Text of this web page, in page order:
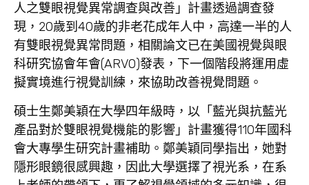
人之雙眼視覺異常調查與改善」計畫透過調查發
現，20歲到40歲的非老花成年人中，高達一半的人
有雙眼視覺異常問題，相關論文已在美國視覺與眼
科研究協會年會(ARVO)發表，下一個階段將運用虛
擬實境進行視覺訓練，來協助改善視覺問題。
碩士生鄭美穎在大學四年級時，以「藍光與抗藍光
產品對於雙眼視覺機能的影響」計畫獲得110年國科
會大專學生研究計畫補助。鄭美穎同學指出，她對
隱形眼鏡很感興趣，因此大學選擇了視光系，在系